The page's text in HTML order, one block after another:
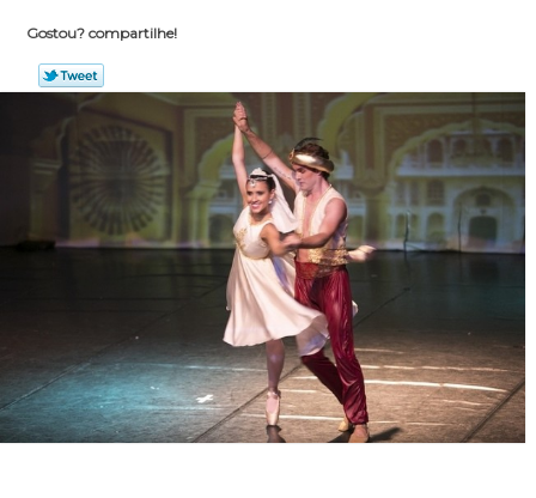
Gostou? compartilhe!